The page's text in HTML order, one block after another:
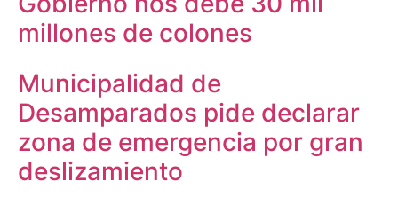
millones de colones
Municipalidad de
Desamparados pide declarar
zona de emergencia por gran
deslizamiento